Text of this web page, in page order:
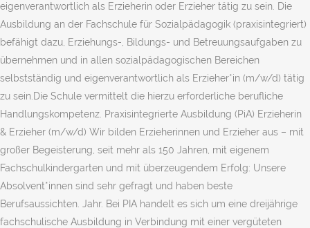
eigenverantwortlich als Erzieherin oder Erzieher tätig zu sein. Die
Ausbildung an der Fachschule für Sozialpädagogik (praxisintegriert)
befähigt dazu, Erziehungs-, Bildungs- und Betreuungsaufgaben zu
übernehmen und in allen sozialpädagogischen Bereichen
selbstständig und eigenverantwortlich als Erzieher*in (m/w/d) tätig
zu sein.Die Schule vermittelt die hierzu erforderliche berufliche
Handlungskompetenz. Praxisintegrierte Ausbildung (PiA) Erzieherin
& Erzieher (m/w/d) Wir bilden Erzieherinnen und Erzieher aus – mit
großer Begeisterung, seit mehr als 150 Jahren, mit eigenem
Fachschulkindergarten und mit überzeugendem Erfolg: Unsere
Absolvent*innen sind sehr gefragt und haben beste
Berufsaussichten. Jahr. Bei PIA handelt es sich um eine dreijährige
fachschulische Ausbildung in Verbindung mit einer vergüteten